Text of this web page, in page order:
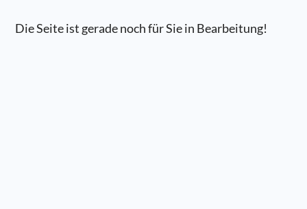
Die Seite ist gerade noch für Sie in Bearbeitung!